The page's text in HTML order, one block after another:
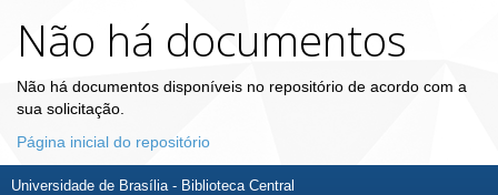
Não há documentos
Não há documentos disponíveis no repositório de acordo com a
sua solicitação.
Página inicial do repositório
Universidade de Brasília - Biblioteca Central